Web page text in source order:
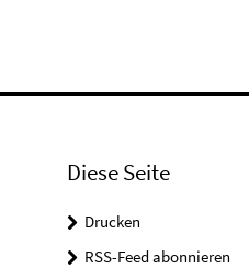
Diese Seite
Drucken
RSS-Feed abonnieren